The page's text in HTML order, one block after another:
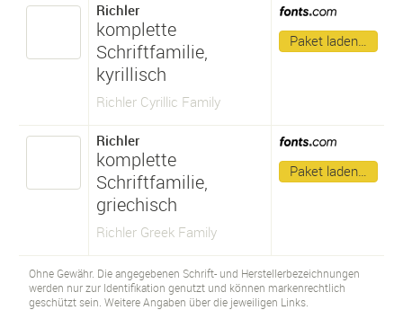
Richler
komplette
Schriftfamilie,
kyrillisch
Richler Cyrillic Family
Paket laden…
Richler
komplette
Schriftfamilie,
griechisch
Richler Greek Family
Paket laden…
Ohne Gewähr. Die angegebenen Schrift- und Herstellerbezeichnungen
werden nur zur Identifikation genutzt und können markenrechtlich
geschützt sein. Weitere Angaben über die jeweiligen Links.